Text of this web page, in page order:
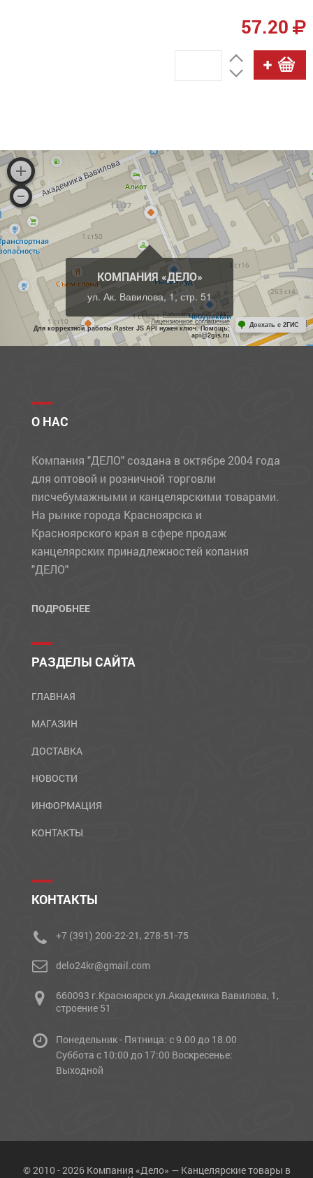
57.20
КОМПАНИЯ «ДЕЛО»
ул. Ак. Вавилова, 1, стр. 51
Работает на API 2ГИС
Лицензионное соглашение
Для корректной работы Raster JS API нужен ключ. Помощь:
api@2gis.ru
Доехать с 2ГИС
О НАС
Компания "ДЕЛО" создана в октябре 2004 года
для оптовой и розничной торговли
писчебумажными и канцелярскими товарами.
На рынке города Красноярска и
Красноярского края в сфере продаж
канцелярских принадлежностей копания
"ДЕЛО"
ПОДРОБНЕЕ
РАЗДЕЛЫ САЙТА
ГЛАВНАЯ
МАГАЗИН
ДОСТАВКА
НОВОСТИ
ИНФОРМАЦИЯ
КОНТАКТЫ
КОНТАКТЫ
+7 (391) 200-22-21, 278-51-75
delo24kr@gmail.com
660093 г.Красноярск ул.Академика Вавилова, 1,
строение 51
Понедельник - Пятница: с 9.00 до 18.00
Cуббота с 10:00 до 17:00 Воскресенье:
Выходной
© 2010 - 2026 Компания «Дело» — Канцелярские товары в